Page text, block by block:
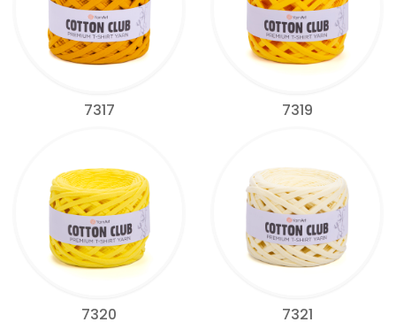
7317 7319
7320 7321